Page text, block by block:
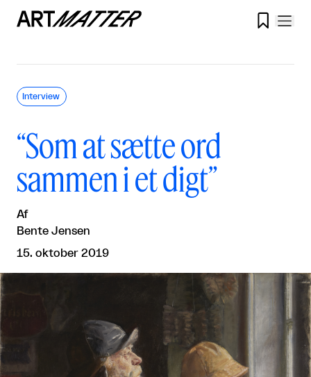

“Som at sætte ord
sammen i et digt”
Af
Bente Jensen
15. oktober 2019
Interview